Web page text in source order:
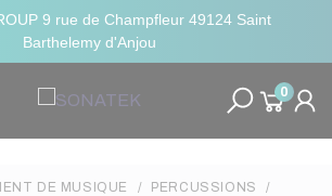
9 rue de Champfleur 49124 Saint
Barthelemy d'Anjou
0
DE MUSIQUE
PERCUSSIONS